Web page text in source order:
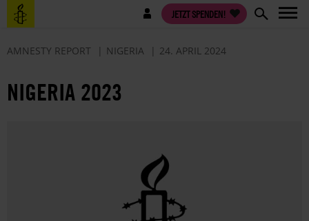
Direkt
zum
Benutzermenü JETZT SPENDEN!
AMNESTY REPORT NIGERIA 24. APRIL 2024
NIGERIA 2023